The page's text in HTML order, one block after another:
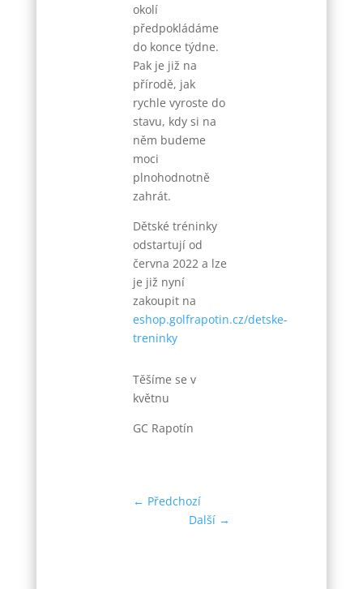
okolí
předpokládáme
do konce týdne.
Pak je již na
přírodě, jak
rychle vyroste do
stavu, kdy si na
něm budeme
moci
plnohodnotně
zahrát.
Dětské tréninky
odstartují od
června 2022 a lze
je již nyní
zakoupit na
eshop.golfrapotin.cz/detske-
treninky
Těšíme se v
květnu
GC Rapotín
← Předchozí
Další →